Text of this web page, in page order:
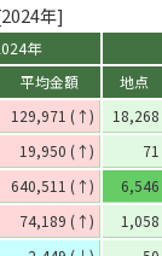
年]
年
平均金額
地点
129,971 (↑)
18,268
19,950 (↑)
71
640,511 (↑)
6,546
74,189 (↑)
1,058